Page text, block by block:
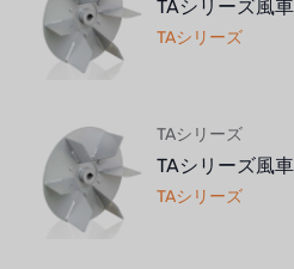
TAシリーズ風車
TAシリーズ
TAシリーズ
TAシリーズ風車
TAシリーズ